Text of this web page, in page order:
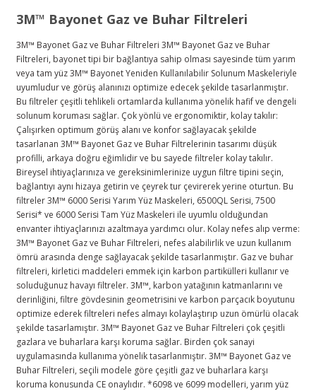
3M™ Bayonet Gaz ve Buhar Filtreleri
3M™ Bayonet Gaz ve Buhar Filtreleri 3M™️ Bayonet Gaz ve Buhar
Filtreleri, bayonet tipi bir bağlantıya sahip olması sayesinde tüm yarım
veya tam yüz 3M™️ Bayonet Yeniden Kullanılabilir Solunum Maskeleriyle
uyumludur ve görüş alanınızı optimize edecek şekilde tasarlanmıştır.
Bu filtreler çeşitli tehlikeli ortamlarda kullanıma yönelik hafif ve dengeli
solunum koruması sağlar. Çok yönlü ve ergonomiktir, kolay takılır:
Çalışırken optimum görüş alanı ve konfor sağlayacak şekilde
tasarlanan 3M™️ Bayonet Gaz ve Buhar Filtrelerinin tasarımı düşük
profilli, arkaya doğru eğimlidir ve bu sayede filtreler kolay takılır.
Bireysel ihtiyaçlarınıza ve gereksinimlerinize uygun filtre tipini seçin,
bağlantıyı aynı hizaya getirin ve çeyrek tur çevirerek yerine oturtun. Bu
filtreler 3M™️ 6000 Serisi Yarım Yüz Maskeleri, 6500QL Serisi, 7500
Serisi* ve 6000 Serisi Tam Yüz Maskeleri ile uyumlu olduğundan
envanter ihtiyaçlarınızı azaltmaya yardımcı olur. Kolay nefes alıp verme:
3M™️ Bayonet Gaz ve Buhar Filtreleri, nefes alabilirlik ve uzun kullanım
ömrü arasında denge sağlayacak şekilde tasarlanmıştır. Gaz ve buhar
filtreleri, kirletici maddeleri emmek için karbon partikülleri kullanır ve
soluduğunuz havayı filtreler. 3M™️, karbon yatağının katmanlarını ve
derinliğini, filtre gövdesinin geometrisini ve karbon parçacık boyutunu
optimize ederek filtreleri nefes almayı kolaylaştırıp uzun ömürlü olacak
şekilde tasarlamıştır. 3M™️ Bayonet Gaz ve Buhar Filtreleri çok çeşitli
gazlara ve buharlara karşı koruma sağlar. Birden çok sanayi
uygulamasında kullanıma yönelik tasarlanmıştır. 3M™️ Bayonet Gaz ve
Buhar Filtreleri, seçili modele göre çeşitli gaz ve buharlara karşı
koruma konusunda CE onaylıdır. *6098 ve 6099 modelleri, yarım yüz